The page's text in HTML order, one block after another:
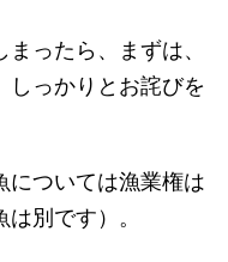
ったら、まずは、
しっかりとお詫びを
については漁業権は
別です）。